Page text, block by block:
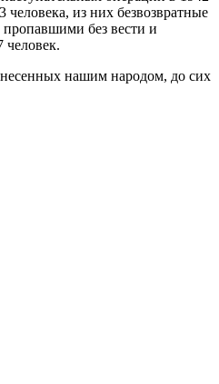
человека, из них безвозвратные
без вести и
нашим народом, до сих